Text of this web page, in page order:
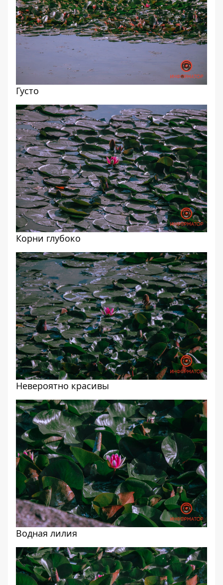
Густо
Корни глубоко
Невероятно красивы
Водная лилия